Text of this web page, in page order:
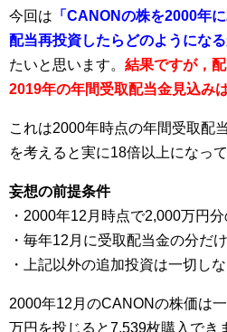
今回は 「CANONの株を2000年
配当再投資したらどのようになる
たいと思います。 結果ですが，
2019年の年間受取配当金見込み
これは2000年時点の年間受取配
を考えると実に18倍以上になっ
妄想の前提条件
・2000年12月時点で2,000万円
・毎年12月に受取配当金の分だ
・上記以外の追加投資は一切し
2000年12月のCANONの株価は
万円を投じると7,539枚購入でき